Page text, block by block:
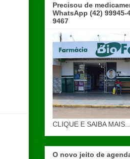
Precisou de
WhatsApp (42) 99945-
9467
CLIQUE E SAIBA MAIS...
O novo jeito de